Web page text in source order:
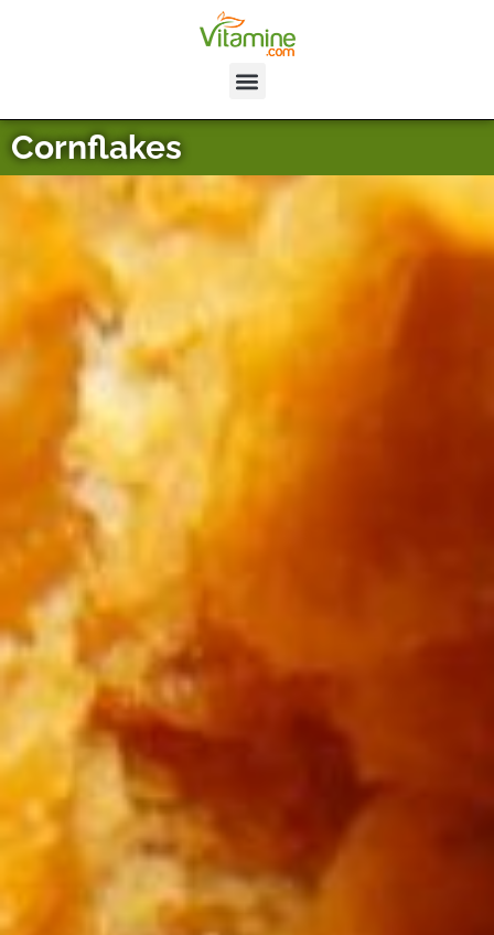
Cornflakes